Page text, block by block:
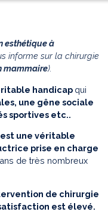
esthétique à
informe sur la chirurgie
mammaire).
handicap qui
une gêne sociale
sportives etc..
une véritable
prise en charge
de très nombreux
de chirurgie
est élevé.